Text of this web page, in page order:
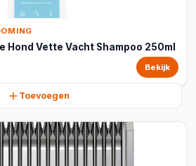
Hond Vette Vacht Shampoo 250ml
Bekijk
Toevoegen